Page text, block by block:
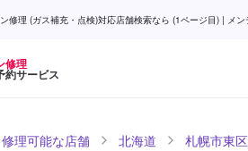
修理 (ガス補充・点検)対応店舗検索なら (1ページ目) | メン
修理
約サービス
理可能な店舗 北海道 札幌市東区